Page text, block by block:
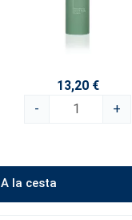
13,20 €
-
+
A la cesta